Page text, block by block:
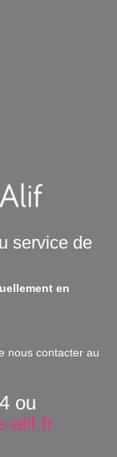
service de
en
nous contacter au
ou
alif.fr